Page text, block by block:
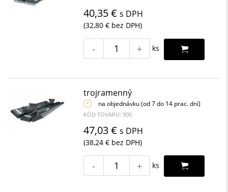
40,35 €s DPH
(32,80 € bez DPH)
- + ks
trojramenný
na objednávku (od 7 do 14 prac. dní)
KÓD TOVARU: 900
47,03 €s DPH
(38,24 € bez DPH)
- + ks